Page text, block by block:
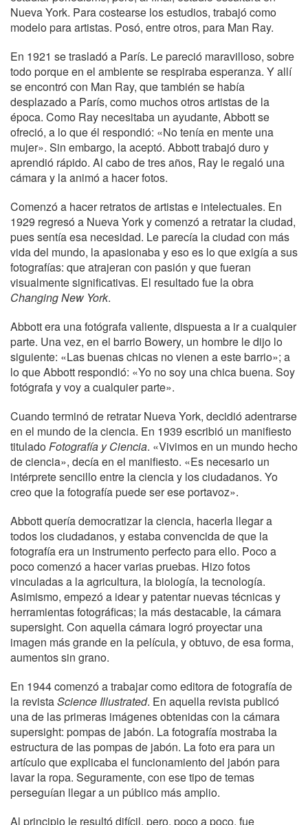
Nueva York. Para costearse los estudios, trabajó como
modelo para artistas. Posó, entre otros, para Man Ray.
En 1921 se trasladó a París. Le pareció maravilloso, sobre
todo porque en el ambiente se respiraba esperanza. Y allí
se encontró con Man Ray, que también se había
desplazado a París, como muchos otros artistas de la
época. Como Ray necesitaba un ayudante, Abbott se
ofreció, a lo que él respondió: «No tenía en mente una
mujer». Sin embargo, la aceptó. Abbott trabajó duro y
aprendió rápido. Al cabo de tres años, Ray le regaló una
cámara y la animó a hacer fotos.
Comenzó a hacer retratos de artistas e intelectuales. En
1929 regresó a Nueva York y comenzó a retratar la ciudad,
pues sentía esa necesidad. Le parecía la ciudad con más
vida del mundo, la apasionaba y eso es lo que exigía a sus
fotografías: que atrajeran con pasión y que fueran
visualmente significativas. El resultado fue la obra
Changing New York.
Abbott era una fotógrafa valiente, dispuesta a ir a cualquier
parte. Una vez, en el barrio Bowery, un hombre le dijo lo
siguiente: «Las buenas chicas no vienen a este barrio»; a
lo que Abbott respondió: «Yo no soy una chica buena. Soy
fotógrafa y voy a cualquier parte».
Cuando terminó de retratar Nueva York, decidió adentrarse
en el mundo de la ciencia. En 1939 escribió un manifiesto
tituladoFotografía y Ciencia. «Vivimos en un mundo hecho
de ciencia», decía en el manifiesto. «Es necesario un
intérprete sencillo entre la ciencia y los ciudadanos. Yo
creo que la fotografía puede ser ese portavoz».
Abbott quería democratizar la ciencia, hacerla llegar a
todos los ciudadanos, y estaba convencida de que la
fotografía era un instrumento perfecto para ello. Poco a
poco comenzó a hacer varias pruebas. Hizo fotos
vinculadas a la agricultura, la biología, la tecnología.
Asimismo, empezó a idear y patentar nuevas técnicas y
herramientas fotográficas; la más destacable, la cámara
supersight. Con aquella cámara logró proyectar una
imagen más grande en la película, y obtuvo, de esa forma,
aumentos sin grano.
En 1944 comenzó a trabajar como editora de fotografía de
la revistaScience Illustrated. En aquella revista publicó
una de las primeras imágenes obtenidas con la cámara
supersight: pompas de jabón. La fotografía mostraba la
estructura de las pompas de jabón. La foto era para un
artículo que explicaba el funcionamiento del jabón para
lavar la ropa. Seguramente, con ese tipo de temas
perseguían llegar a un público más amplio.
Al principio le resultó difícil, pero, poco a poco, fue